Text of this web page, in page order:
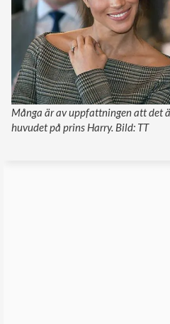
Många är av uppfattningen att det
huvudet på prins Harry. Bild: TT